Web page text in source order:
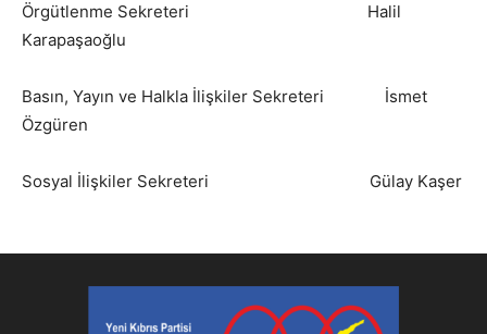
Örgütlenme Sekreteri Halil
Karapaşaoğlu
Basın, Yayın ve Halkla İlişkiler Sekreteri İsmet
Özgüren
Sosyal İlişkiler Sekreteri Gülay Kaşer